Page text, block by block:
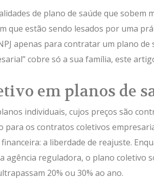
de plano de saúde que sobem
que estão sendo lesados por uma
apenas para contratar um plano de
cobre só a sua família, este
em planos de
individuais, cujos preços são
os contratos coletivos
a liberdade de reajuste.
agência reguladora, o plano coletivo
20% ou 30% ao ano.